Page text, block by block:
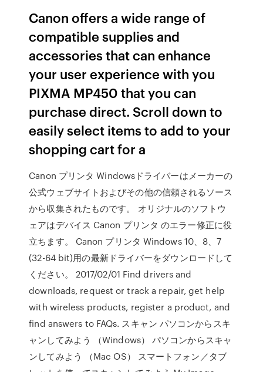
Canon offers a wide range of
compatible supplies and
accessories that can enhance
your user experience with you
PIXMA MP450 that you can
purchase direct. Scroll down to
easily select items to add to your
shopping cart for a
Canon プリンタ Windowsドライバーはメーカーの
公式ウェブサイトおよびその他の信頼されるソース
から収集されたものです。 オリジナルのソフトウ
ェアはデバイス Canon プリンタ のエラー修正に役
立ちます。 Canon プリンタ Windows 10、8、7
(32-64 bit)用の最新ドライバーをダウンロードして
ください。 2017/02/01 Find drivers and
downloads, request or track a repair, get help
with wireless products, register a product, and
find answers to FAQs. スキャン パソコンからスキ
ャンしてみよう （Windows） パソコンからスキャ
ンしてみよう （Mac OS） スマートフォン／タブ